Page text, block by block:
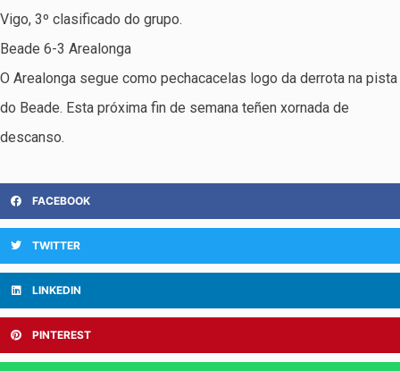
Vigo, 3º clasificado do grupo.
Beade 6-3 Arealonga
O Arealonga segue como pechacacelas logo da derrota na pista
do Beade. Esta próxima fin de semana teñen xornada de
descanso.
FACEBOOK
TWITTER
LINKEDIN
PINTEREST